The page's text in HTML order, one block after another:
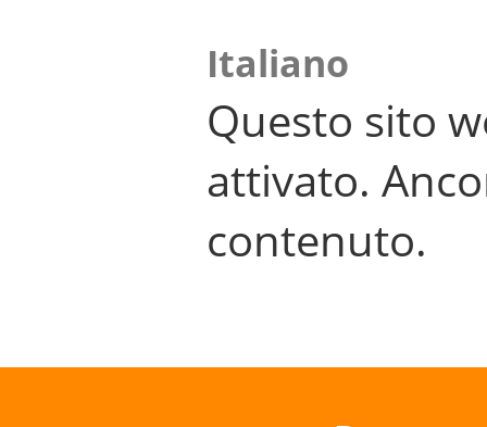
Italiano
Questo sito
attivato.
contenuto.